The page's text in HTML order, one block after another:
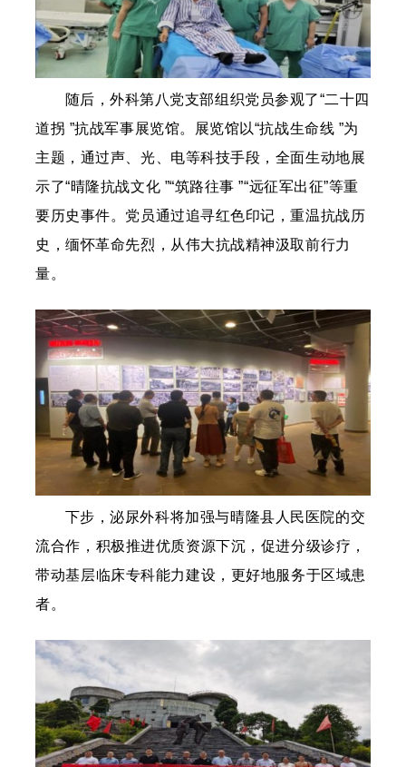
随后，外科第八党支部组织党员参观了“二十四
道拐 ”抗战军事展览馆。展览馆以“抗战生命线 ”为
主题，通过声、光、电等科技手段，全面生动地展
示了“晴隆抗战文化 ”“筑路往事 ”“远征军出征”等重
要历史事件。党员通过追寻红色印记，重温抗战历
史，缅怀革命先烈，从伟大抗战精神汲取前行力
量。
下步，泌尿外科将加强与晴隆县人民医院的交
流合作，积极推进优质资源下沉，促进分级诊疗，
带动基层临床专科能力建设，更好地服务于区域患
者。